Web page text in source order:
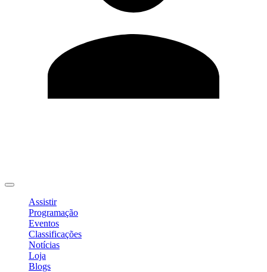
Assistir
Programação
Eventos
Classificações
Notícias
Loja
Blogs